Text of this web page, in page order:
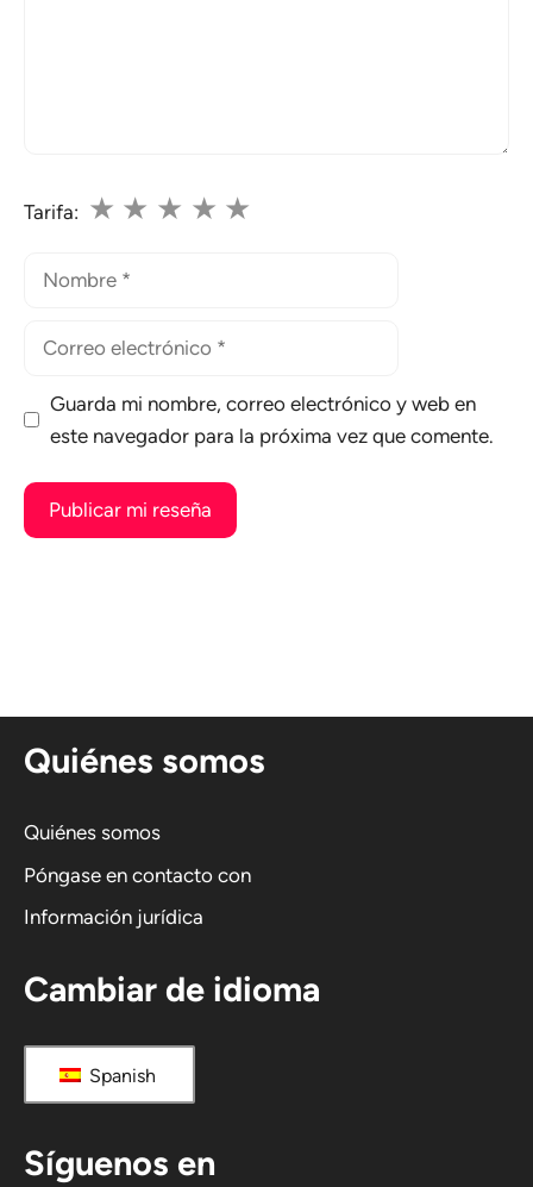
Tarifa: ★
★
★
★
★
Guarda mi nombre, correo electrónico y web en
este navegador para la próxima vez que comente.
a
i
a
:
Quiénes somos
Quiénes somos
Póngase en contacto con
Información jurídica
Cambiar de idioma
Spanish
Síguenos en